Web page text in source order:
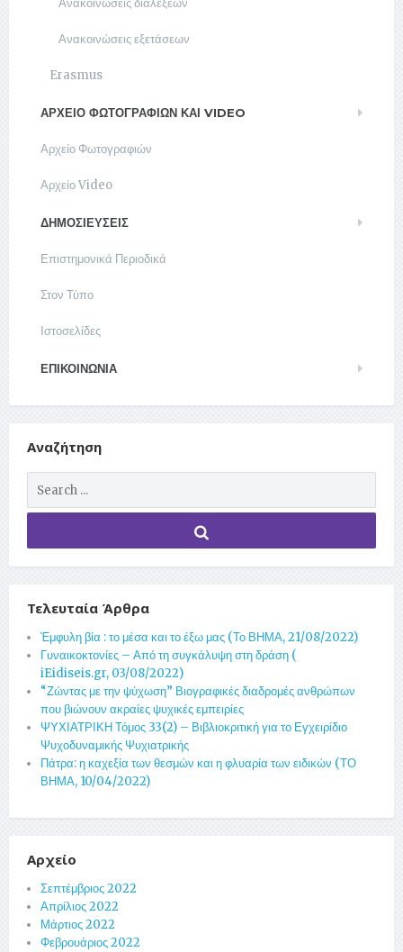
Ανακοινώσεις διαλέξεων
Ανακοινώσεις εξετάσεων
Erasmus
ΑΡΧΕΊΟ ΦΩΤΟΓΡΑΦΙΏΝ ΚΑΙ VIDEO
Αρχείο Φωτογραφιών
Αρχείο Video
ΔΗΜΟΣΙΕΥΣΕΙΣ
Επιστημονικά Περιοδικά
Στον Τύπο
Ιστοσελίδες
ΕΠΙΚΟΙΝΩΝΊΑ
Αναζήτηση
Τελευταία Άρθρα
Έμφυλη βία : το μέσα και το έξω μας (Το ΒΗΜΑ, 21/08/2022)
Γυναικοκτονίες – Από τη συγκάλυψη στη δράση (
iEidiseis.gr, 03/08/2022)
“Ζώντας με την ψύχωση” Βιογραφικές διαδρομές ανθρώπων
που βιώνουν ακραίες ψυχικές εμπειρίες
ΨΥΧΙΑΤΡΙΚΗ Τόμος 33(2) – Βιβλιοκριτική για το Εγχειρίδιο
Ψυχοδυναμικής Ψυχιατρικής
Πάτρα: η καχεξία των θεσμών και η φλυαρία των ειδικών (ΤΟ
ΒΗΜΑ, 10/04/2022)
Αρχείο
Σεπτέμβριος 2022
Απρίλιος 2022
Μάρτιος 2022
Φεβρουάριος 2022